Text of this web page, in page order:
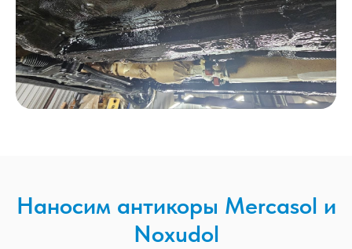
Наносим антикоры Mercasol и
Noxudol